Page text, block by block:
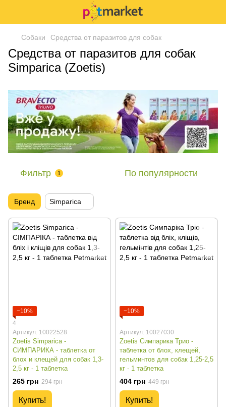
Собаки Средства от паразитов для собак
Средства от паразитов для собак
Simparica (Zoetis)
Фильтр 1 По популярности
Бренд Simparica
−10%
4
Артикул: 10022528
Zoetis Simparica -
СИМПАРИКА - таблетка от
блох и клещей для собак 1,3-
2,5 кг - 1 таблетка
265 грн 294 грн
Купить!
−10%
Артикул: 10027030
Zoetis Симпарика Трио -
таблетка от блох, клещей,
гельминтов для собак 1,25-2,5
кг - 1 таблетка
404 грн 449 грн
Купить!